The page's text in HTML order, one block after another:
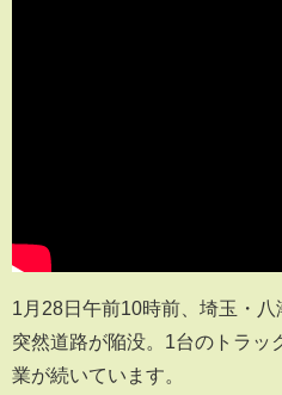
1月28日午前10時前、埼玉・
突然道路が陥没。1台のトラッ
業が続いています。